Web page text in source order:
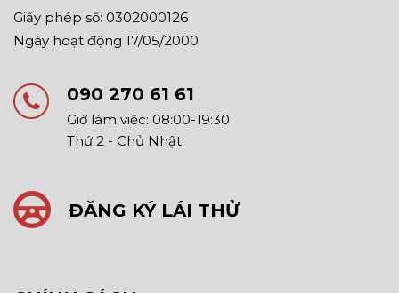
Giấy phép số: 0302000126
Ngày hoạt động 17/05/2000
090 270 61 61
Giờ làm việc: 08:00-19:30
Thứ 2 - Chủ Nhật
ĐĂNG KÝ LÁI THỬ